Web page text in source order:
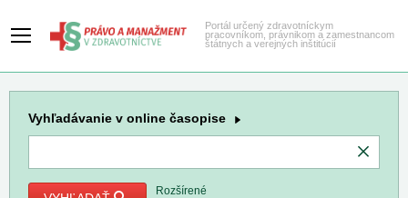
Portál určený zdravotníckym
pracovníkom, právnikom a zamestnancom
štátnych a verejných inštitúcií
Vyhľadávanie v online časopise
Rozšírené